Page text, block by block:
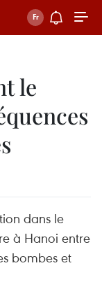
le
dans ​le
à Hanoi entre
bombes et